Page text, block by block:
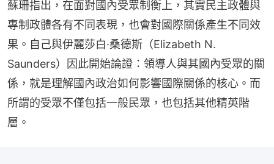
蘇珊指出，在面對國內受眾制衡上，其實民主政體與
專制政體各有不同表現，也會對國際關係產生不同效
果。自己與伊麗莎白·桑德斯（Elizabeth N.
Saunders）因此開始論證：領導人與其國內受眾的關
係，就是理解國內政治如何影響國際關係的核心。而
所謂的受眾不僅包括一般民眾，也包括其他精英階
層。